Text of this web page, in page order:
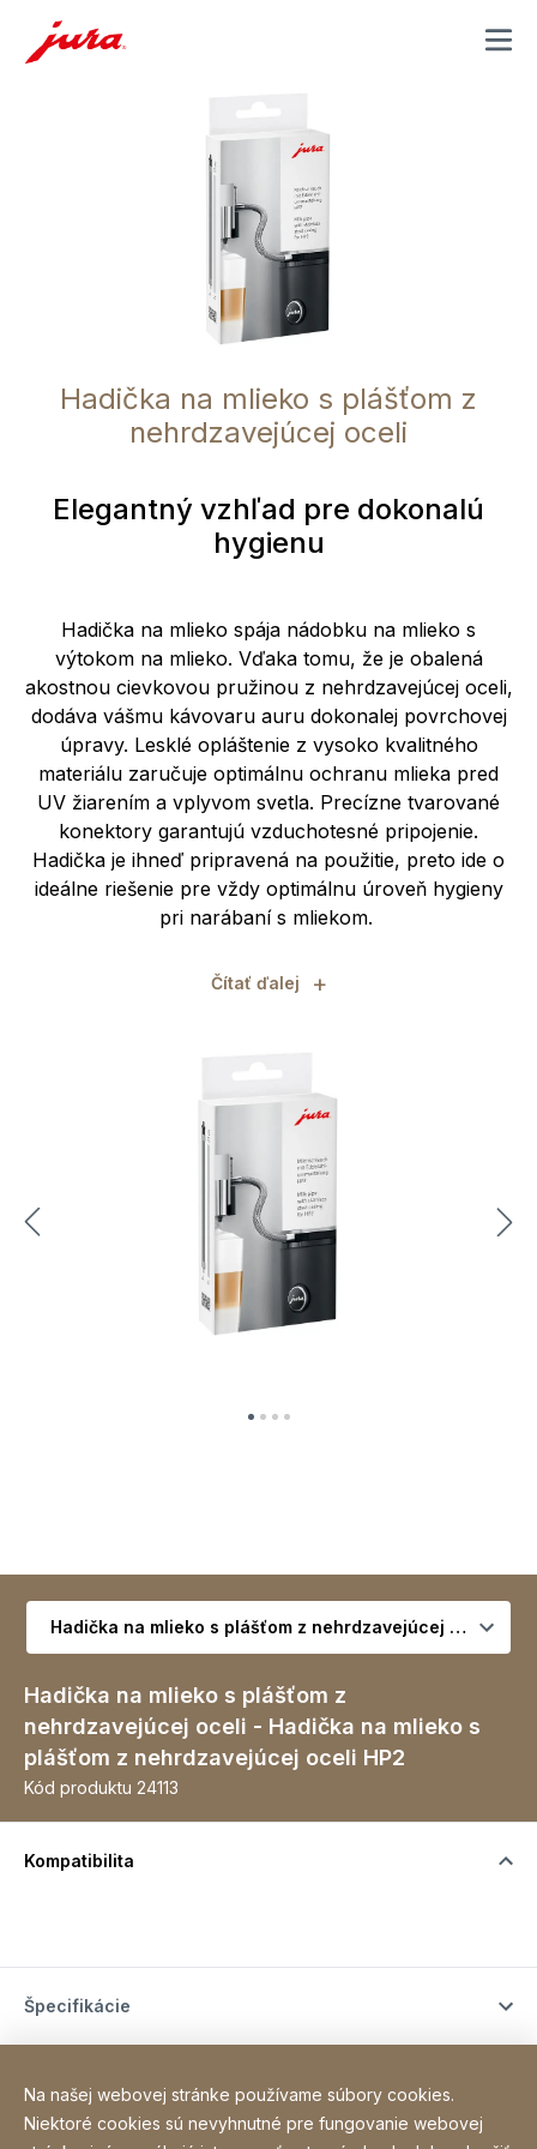
MENU
Hadička na mlieko s plášťom z
nehrdzavejúcej oceli
Elegantný vzhľad pre dokonalú
hygienu
Hadička na mlieko spája nádobku na mlieko s
výtokom na mlieko. Vďaka tomu, že je obalená
akostnou cievkovou pružinou z nehrdzavejúcej oceli,
dodáva vášmu kávovaru auru dokonalej povrchovej
úpravy. Lesklé opláštenie z vysoko kvalitného
materiálu zaručuje optimálnu ochranu mlieka pred
UV žiarením a vplyvom svetla. Precízne tvarované
konektory garantujú vzduchotesné pripojenie.
Hadička je ihneď pripravená na použitie, preto ide o
ideálne riešenie pre vždy optimálnu úroveň hygieny
pri narábaní s mliekom.
Čítať ďalej +
Vyberte variant
Hadička na mlieko s plášťom z
nehrdzavejúcej oceli - Hadička na mlieko s
plášťom z nehrdzavejúcej oceli HP2
Kód produktu 24113
Kompatibilita
Špecifikácie
Kontakt
Na našej webovej stránke používame súbory cookies.
Niektoré cookies sú nevyhnutné pre fungovanie webovej